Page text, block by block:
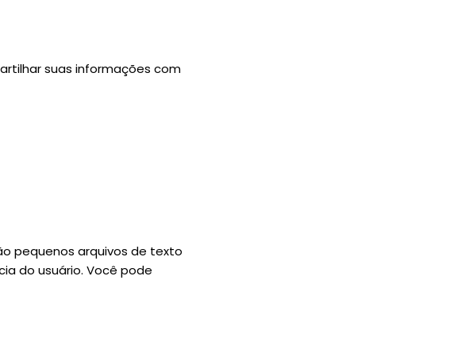
suas informações com
pequenos arquivos de texto
do usuário. Você pode